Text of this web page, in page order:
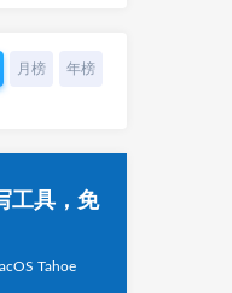
月榜 年榜
工具，免
Tahoe